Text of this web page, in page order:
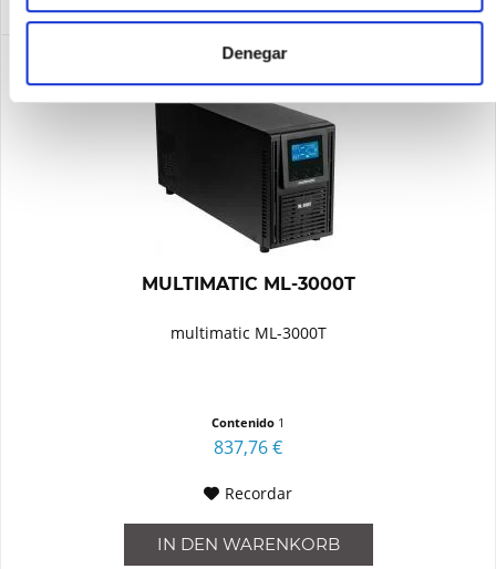
Denegar
MULTIMATIC ML-3000T
multimatic ML-3000T
Contenido 1
837,76 €
Recordar
IN DEN WARENKORB